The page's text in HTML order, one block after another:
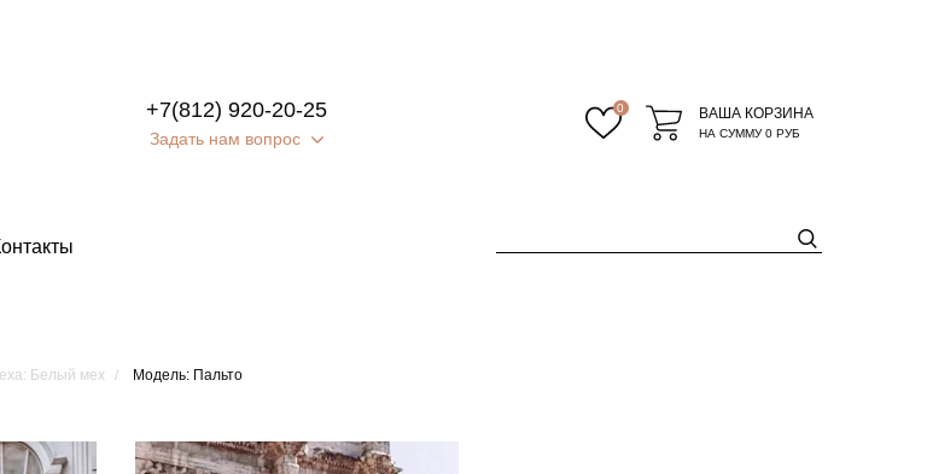
+7(812) 920-20-25
Задать нам вопрос
0 ВАША КОРЗИНА
НА СУММУ0 РУБ
Белый мех Модель: Пальто